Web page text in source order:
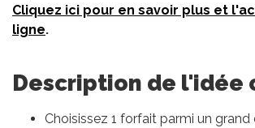
Cliquez ici pour en savoir plus et
ligne.
Description de l'idée
Choisissez 1 forfait parmi un